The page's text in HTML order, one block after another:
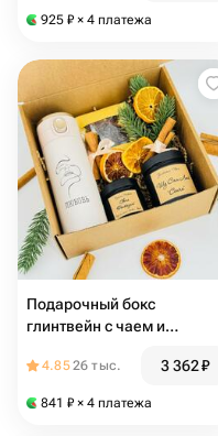
925 ₽ × 4 платежа
Подарочный бокс
глинтвейн с чаем и
4.8526 тыс. 3 362₽
841 ₽ × 4 платежа